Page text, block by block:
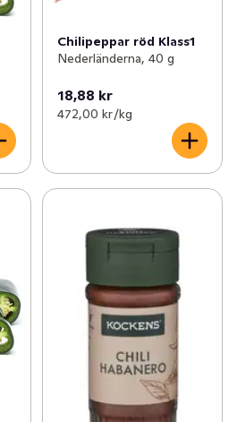
Chilipeppar röd Klass1
Nederländerna, 40 g
18,88 kr
472,00 kr /kg